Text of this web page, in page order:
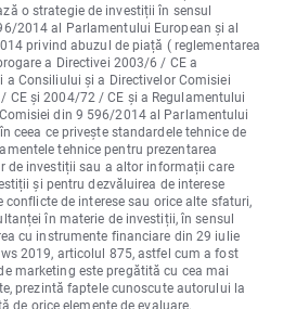
o strategie de investiții în sensul
2014 al Parlamentului European și al
privind abuzul de piață ( reglementarea
a Directivei 2003/6 / CE a
a Consiliului și a Directivelor Comisiei
CE și 2004/72 / CE și a Regulamentului
din 9 596/2014 al Parlamentului
ceea ce privește standardele tehnice de
tehnice pentru prezentarea
de investiții sau a altor informații care
și pentru dezvăluirea de interese
de interese sau orice alte sfaturi,
în materie de investiții, în sensul
cu instrumente financiare din 29 iulie
2019, articolul 875, astfel cum a fost
marketing este pregătită cu cea mai
prezintă faptele cunoscute autorului la
de orice elemente de evaluare.